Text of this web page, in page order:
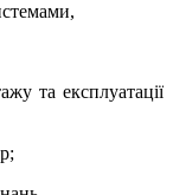
та експлуатації